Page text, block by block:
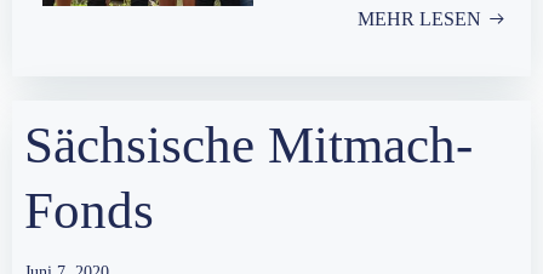
MEHR LESEN
Sächsische Mitmach-
Fonds